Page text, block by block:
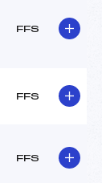
FFS
FFS
FFS